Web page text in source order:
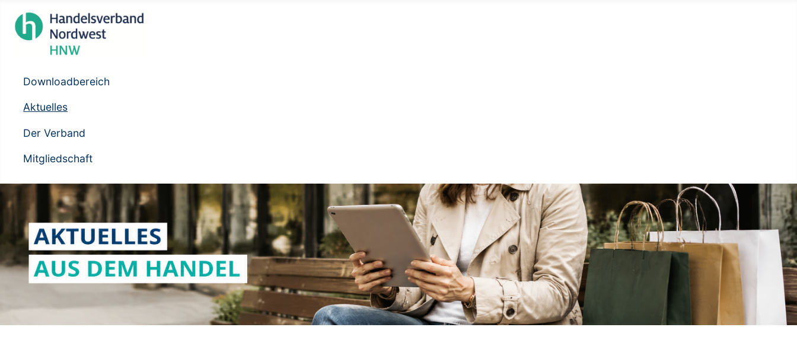
Downloadbereich
Aktuelles
Der Verband
Mitgliedschaft